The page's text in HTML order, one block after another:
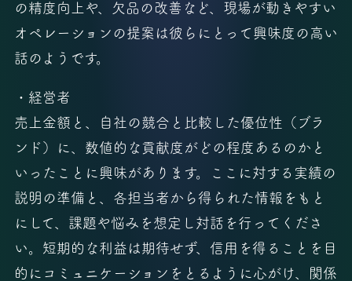
の精度向上や、欠品の改善など、現場が動きやすい
オペレーションの提案は彼らにとって興味度の高い
話のようです。
・経営者
売上金額と、自社の競合と比較した優位性（ブラ
ンド）に、数値的な貢献度がどの程度あるのかと
いったことに興味があります。ここに対する実績の
説明の準備と、各担当者から得られた情報をもと
にして、課題や悩みを想定し対話を行ってくださ
い。短期的な利益は期待せず、信用を得ることを目
的にコミュニケーションをとるように心がけ、関係